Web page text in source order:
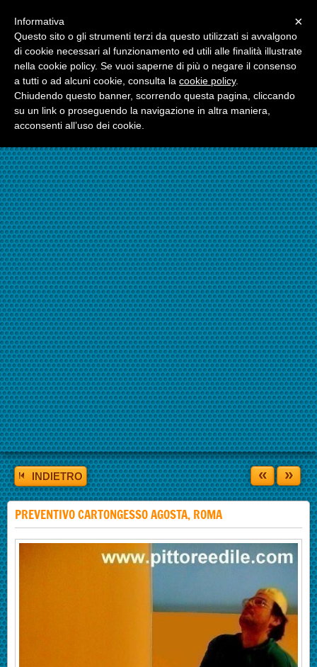
☎324.7403485
INDIETRO « »
PREVENTIVO CARTONGESSO AGOSTA, ROMA
×
Informativa
Questo sito o gli strumenti terzi da questo utilizzati si avvalgono
di cookie necessari al funzionamento ed utili alle finalità illustrate
nella cookie policy. Se vuoi saperne di più o negare il consenso
a tutti o ad alcuni cookie, consulta la cookie policy.
Chiudendo questo banner, scorrendo questa pagina, cliccando
su un link o proseguendo la navigazione in altra maniera,
acconsenti all’uso dei cookie.